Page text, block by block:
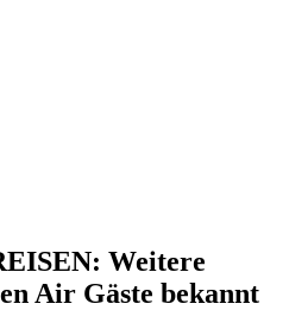
Weitere
Air Gäste bekannt